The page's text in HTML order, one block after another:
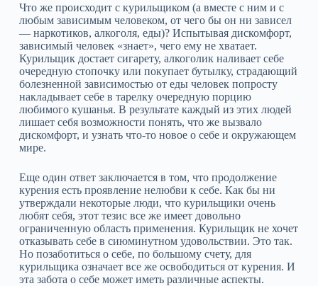
Что же происходит с курильщиком (а вместе с ним и с
любым зависимым человеком, от чего бы он ни зависел
— наркотиков, алкоголя, еды)? Испытывая дискомфорт,
зависимый человек «знает», чего ему не хватает.
Курильщик достает сигарету, алкоголик наливает себе
очередную стопочку или покупает бутылку, страдающий
болезненной зависимостью от еды человек попросту
накладывает себе в тарелку очередную порцию
любимого кушанья. В результате каждый из этих людей
лишает себя возможности понять, что же вызвало
дискомфорт, и узнать что‑то новое о себе и окружающем
мире.
Еще один ответ заключается в том, что продолжение
курения есть проявление нелюбви к себе. Как бы ни
утверждали некоторые люди, что курильщики очень
любят себя, этот тезис все же имеет довольно
ограниченную область применения. Курильщик не хочет
отказывать себе в сиюминутном удовольствии. Это так.
Но позаботиться о себе, по большому счету, для
курильщика означает все же освободиться от курения. И
эта забота о себе может иметь различные аспекты.